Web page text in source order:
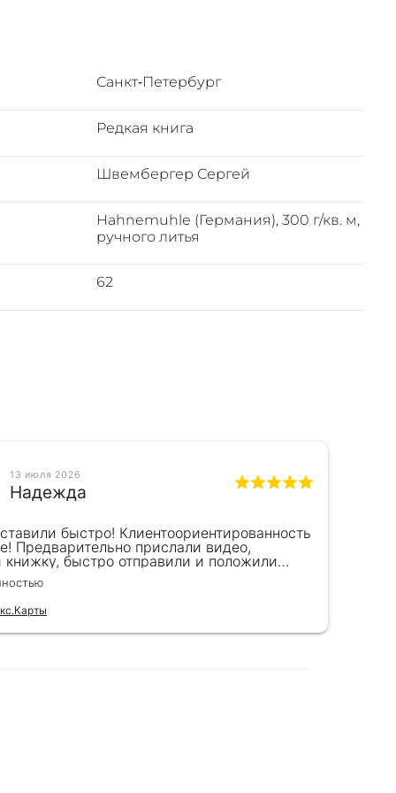
в
и
образную
и
в
Санкт‑Петербург
Редкая книга
Швембергер Сергей
Hahnemuhle (Германия), 300 г/кв. м,
ручного литья
62
13 июля 2026
Надежда
быстро! Клиентоориентированность
Предварительно прислали видео,
книжку, быстро отправили и положили
Спасибо!!!